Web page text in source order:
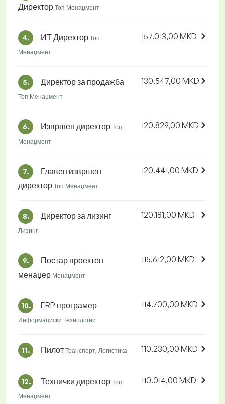
Директор Топ Менаџмент
4. ИТ Директор Топ
Менаџмент
157.013,00 MKD
5. Директор за продажба
Топ Менаџмент
130.547,00 MKD
6. Извршен директор Топ
Менаџмент
120.829,00 MKD
7.
Главен извршен
директор Топ Менаџмент
120.441,00 MKD
8. Директор за лизинг
Лизинг
120.181,00 MKD
9.
Постар проектен
менаџер Менаџмент
115.612,00 MKD
10. ERP програмер
Информациски Технологии
114.700,00 MKD
11. Пилот Транспорт, Логистика 110.230,00 MKD
12. Технички директор Топ
Менаџмент
110.014,00 MKD